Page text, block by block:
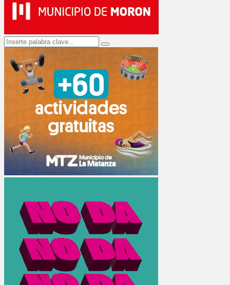
Search
for:
Search